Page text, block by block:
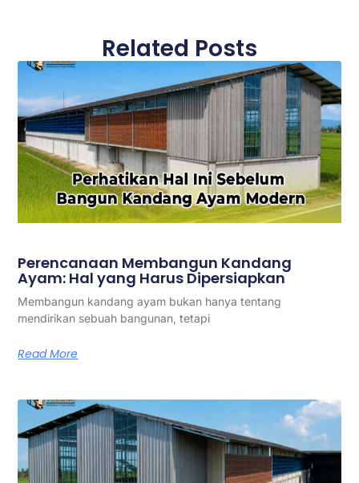
Related Posts
Perencanaan Membangun Kandang
Ayam: Hal yang Harus Dipersiapkan
Membangun kandang ayam bukan hanya tentang
mendirikan sebuah bangunan, tetapi
Read More